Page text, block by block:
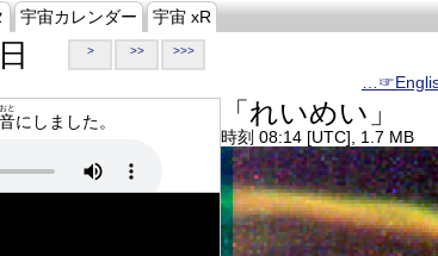
宇宙カレンダー 宇宙 xR
> >> >>>
音
おと
にしました。 「れいめい」
時刻 08:14 [UTC], 1.7 MB